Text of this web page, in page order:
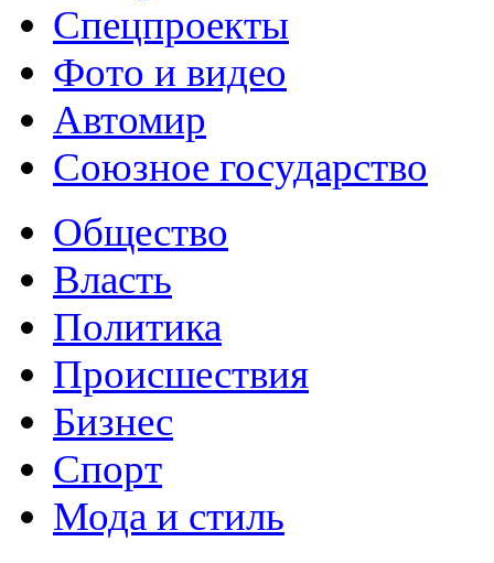
Спецпроекты
Фото и видео
Автомир
Союзное государство
Общество
Власть
Политика
Происшествия
Бизнес
Спорт
Мода и стиль